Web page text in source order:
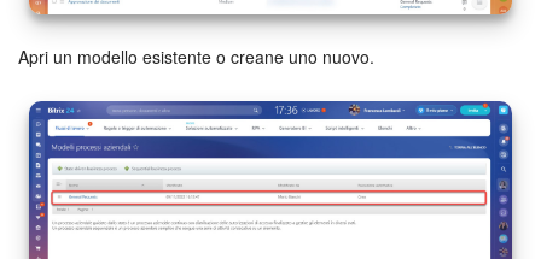
Generatore BI
Siti e store
Online store
Apri un modello esistente o creane uno nuovo.